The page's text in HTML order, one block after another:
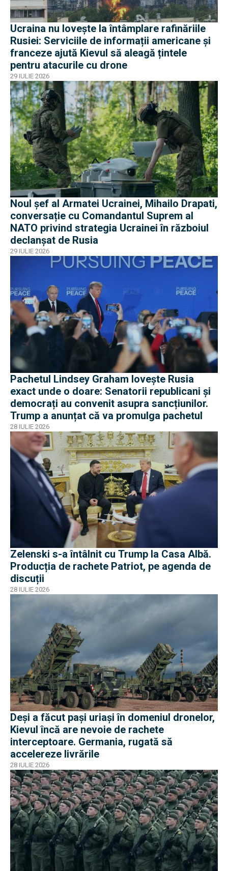
Ucraina nu lovește la întâmplare rafinăriile
Rusiei: Serviciile de informații americane și
franceze ajută Kievul să aleagă țintele
pentru atacurile cu drone
29 IULIE 2026
Noul șef al Armatei Ucrainei, Mihailo Drapati,
conversație cu Comandantul Suprem al
NATO privind strategia Ucrainei în războiul
declanșat de Rusia
29 IULIE 2026
Pachetul Lindsey Graham lovește Rusia
exact unde o doare: Senatorii republicani și
democrați au convenit asupra sancțiunilor.
Trump a anunțat că va promulga pachetul
28 IULIE 2026
Zelenski s-a întâlnit cu Trump la Casa Albă.
Producția de rachete Patriot, pe agenda de
discuții
28 IULIE 2026
Deși a făcut pași uriași în domeniul dronelor,
Kievul încă are nevoie de rachete
interceptoare. Germania, rugată să
accelereze livrările
28 IULIE 2026